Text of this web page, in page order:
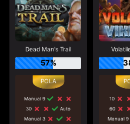
Dead Man's Trail
57%
Manual 9
30
Auto
Manual 3
10
60
Manual 9